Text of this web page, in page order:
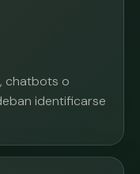
chatbots o
identificarse